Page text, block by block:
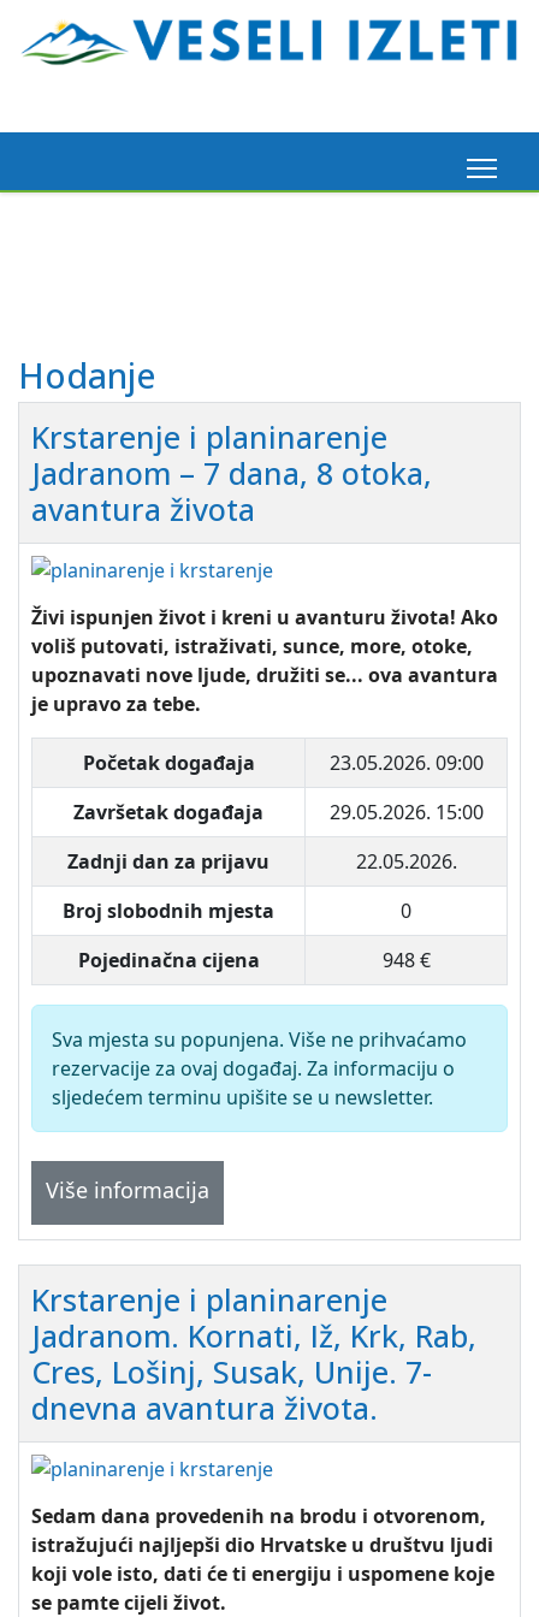
Hodanje
Krstarenje i planinarenje
Jadranom – 7 dana, 8 otoka,
avantura života
Živi ispunjen život i kreni u avanturu života! Ako
voliš putovati, istraživati, sunce, more, otoke,
upoznavati nove ljude, družiti se... ova avantura
je upravo za tebe.
Početak događaja
23.05.2026. 09:00
Završetak događaja
29.05.2026. 15:00
Zadnji dan za prijavu
22.05.2026.
Broj slobodnih mjesta
0
Pojedinačna cijena
948 €
Sva mjesta su popunjena. Više ne prihvaćamo
rezervacije za ovaj događaj. Za informaciju o
sljedećem terminu upišite se u newsletter.
Više informacija
Krstarenje i planinarenje
Jadranom. Kornati, Iž, Krk, Rab,
Cres, Lošinj, Susak, Unije. 7-
dnevna avantura života.
Sedam dana provedenih na brodu i otvorenom,
istražujući najljepši dio Hrvatske u društvu ljudi
koji vole isto, dati će ti energiju i uspomene koje
se pamte cijeli život.